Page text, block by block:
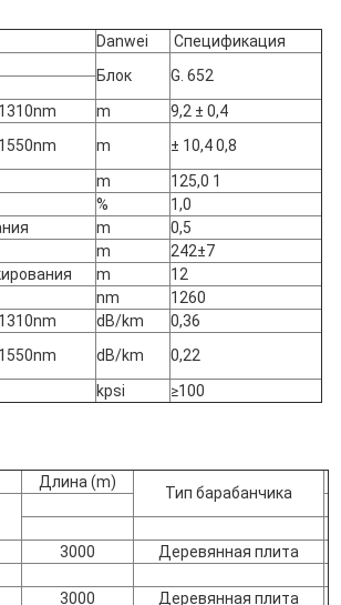
Danwei
Спецификация
Блок
G. 652
1310nm m
9,2 ± 0,4
1550nm
m
± 10,4 0,8
m
125,0 1
%
1,0
m
0,5
m
242±7
m
12
nm
1260
1310nm dB/km
0,36
1550nm
dB/km
0,22
kpsi ≥100
Длина (m)
Тип барабанчика
3000 Деревянная плита
3000 Деревянная плита